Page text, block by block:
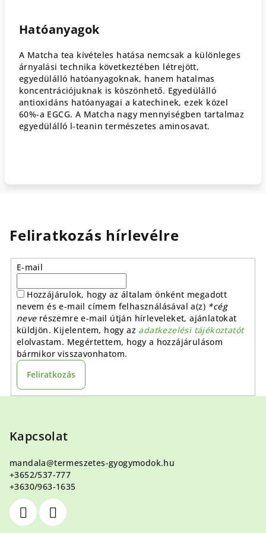
Hatóanyagok
A Matcha tea kivételes hatása nemcsak a különleges
árnyalási technika következtében létrejött,
egyedülálló hatóanyagoknak, hanem hatalmas
koncentrációjuknak is köszönhető. Egyedülálló
antioxidáns hatóanyagai a katechinek, ezek közel
60%-a EGCG. A Matcha nagy mennyiségben tartalmaz
egyedülálló l-teanin természetes aminosavat.
Feliratkozás hírlevélre
E-mail
Hozzájárulok, hogy az általam önként megadott
nevem és e-mail címem felhasználásával a(z) *cég
neverészemre e-mail útján hírleveleket, ajánlatokat
küldjön. Kijelentem, hogy az adatkezelési tájékoztatót
elolvastam. Megértettem, hogy a hozzájárulásom
bármikor visszavonhatom.
Feliratkozás
Kapcsolat
mandala@termeszetes-gyogymodok.hu
+3652/537-777
+3630/963-1635